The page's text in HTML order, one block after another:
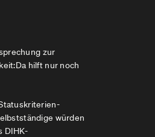
zur
hilft nur noch
würden
DIHK-